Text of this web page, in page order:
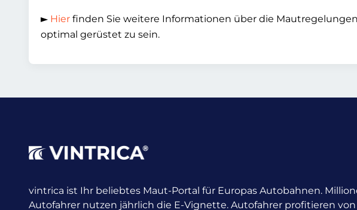
► Hier finden Sie weitere Informationen über die
optimal gerüstet zu sein.
vintrica ist Ihr beliebtes Maut-Portal für Europas Autobahnen.
Autofahrer nutzen jährlich die E-Vignette. Autofahrer profitieren